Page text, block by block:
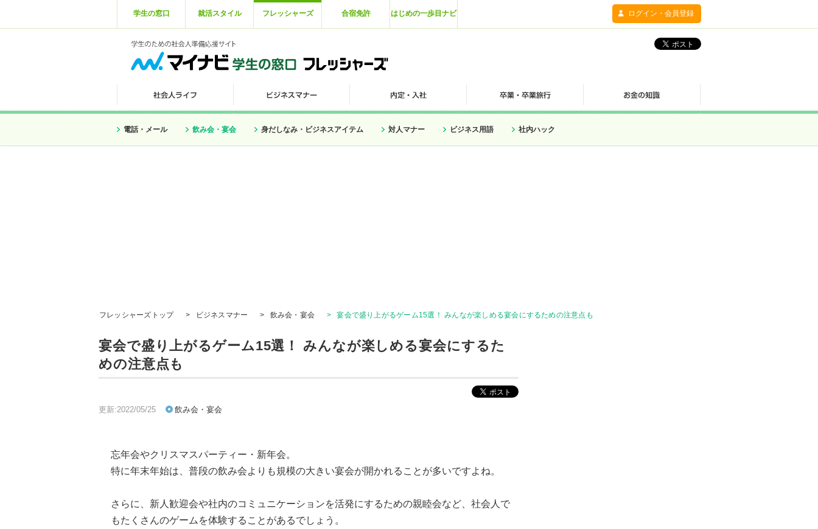
学生の窓口 就活スタイル フレッシャーズ 合宿免許 はじめの一歩目ナビ ログイン・会員登録
電話・メール 飲み会・宴会 身だしなみ・ビジネスアイテム 対人マナー ビジネス用語 社内ハック
フレッシャーズトップ > ビジネスマナー > 飲み会・宴会 > 宴会で盛り上がるゲーム15選！ みんなが楽しめる宴会にするための注意点も
宴会で盛り上がるゲーム15選！ みんなが楽しめる宴会にするた
めの注意点も
更新:2022/05/25 飲み会・宴会
忘年会やクリスマスパーティー・新年会。
特に年末年始は、普段の飲み会よりも規模の大きい宴会が開かれることが多いですよね。
さらに、新人歓迎会や社内のコミュニケーションを活発にするための親睦会など、社会人で
もたくさんのゲームを体験することがあるでしょう。